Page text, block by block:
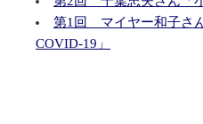
第1回 マイヤー和子さ
COVID-19」